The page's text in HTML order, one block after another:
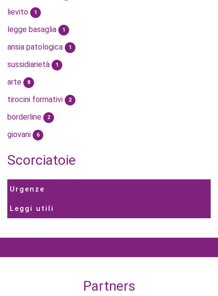
lievito 1
legge basaglia 1
ansia patologica 1
sussidiarietà 1
arte 8
tirocini formativi 2
borderline 2
giovani 6
Scorciatoie
Urgenze
Leggi utili
Partners